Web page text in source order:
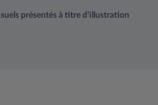
présentés à titre d’illustration